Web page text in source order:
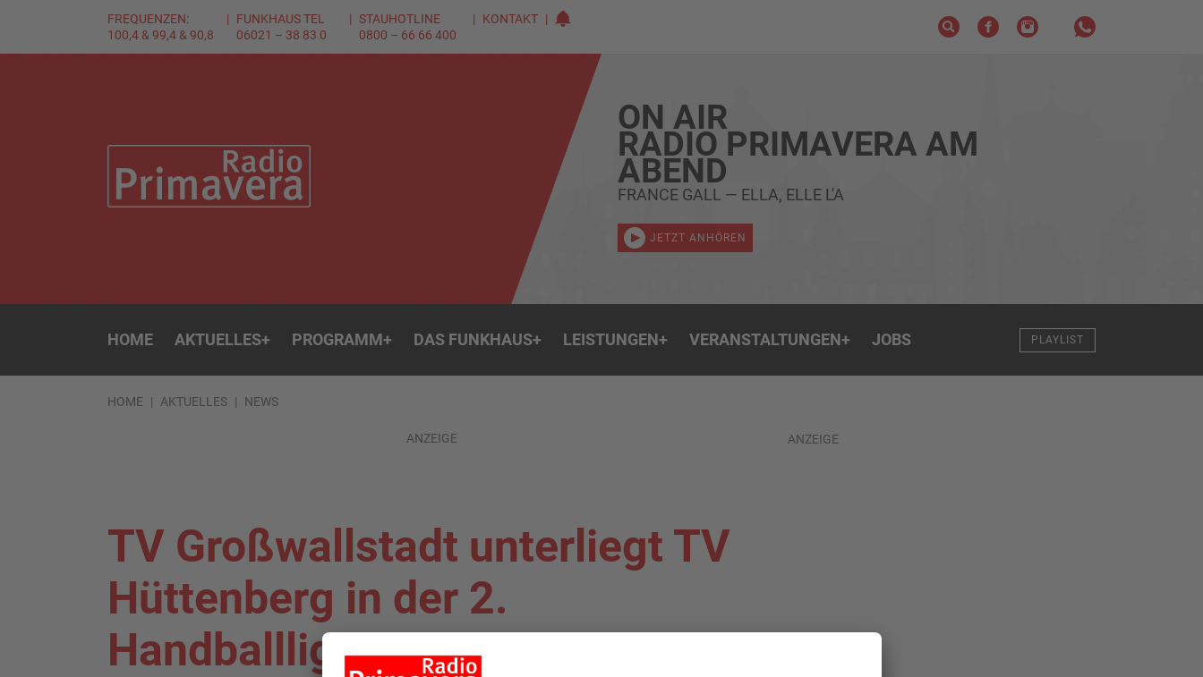
FREQUENZEN:
100,4 & 99,4 & 90,8
FUNKHAUS TEL
06021 – 38 83 0
STAUHOTLINE
0800 – 66 66 400
KONTAKT
ON AIR
RADIO PRIMAVERA AM
ABEND
FRANCE GALL — ELLA, ELLE L'A
JETZT ANHÖREN
HOME AKTUELLES+ PROGRAMM+ DAS FUNKHAUS+ LEISTUNGEN+ VERANSTALTUNGEN+ JOBS PLAYLIST
HOME AKTUELLES NEWS
ANZEIGE
TV Großwallstadt unterliegt TV
Hüttenberg in der 2.
Handballliga
ANZEIGE